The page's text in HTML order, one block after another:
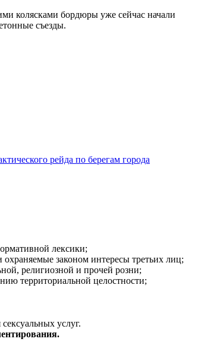
колясками бордюры уже сейчас начали
съезды.
рейда по берегам города
лексики;
законом интересы третьих лиц;
религиозной и прочей розни;
территориальной целостности;
услуг.